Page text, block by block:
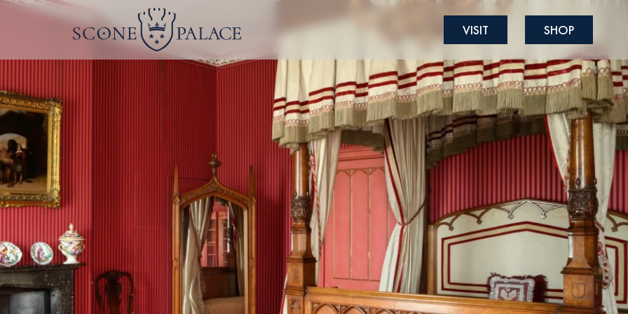
VISIT SHOP